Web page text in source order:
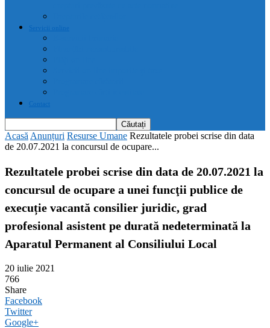
Servicii online
Contact
AcasăAnunțuri Resurse Umane Rezultatele probei scrise din data
de 20.07.2021 la concursul de ocupare...
Rezultatele probei scrise din data de 20.07.2021 la
concursul de ocupare a unei funcţii publice de
execuție vacantă consilier juridic, grad
profesional asistent pe durată nedeterminată la
Aparatul Permanent al Consiliului Local
20 iulie 2021
766
Share
Facebook
Twitter
Google+